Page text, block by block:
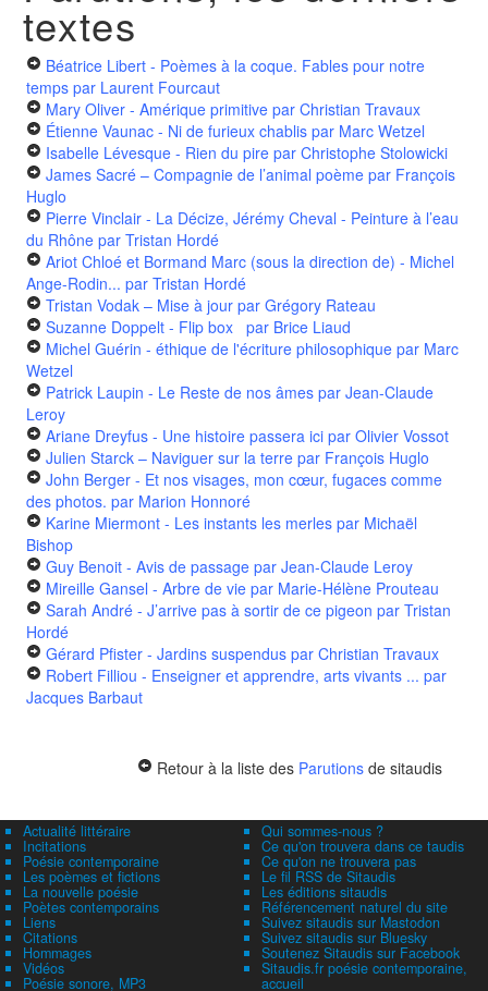
textes
Béatrice Libert - Poèmes à la coque. Fables pour notre
temps par Laurent Fourcaut
Mary Oliver - Amérique primitive par Christian Travaux
Étienne Vaunac - Ni de furieux chablis par Marc Wetzel
Isabelle Lévesque - Rien du pire par Christophe Stolowicki
James Sacré – Compagnie de l’animal poème par François
Huglo
Pierre Vinclair - La Décize, Jérémy Cheval - Peinture à l’eau
du Rhône par Tristan Hordé
Ariot Chloé et Bormand Marc (sous la direction de) - Michel
Ange-Rodin... par Tristan Hordé
Tristan Vodak – Mise à jour par Grégory Rateau
Suzanne Doppelt - Flip box par Brice Liaud
Michel Guérin - éthique de l'écriture philosophique par Marc
Wetzel
Patrick Laupin - Le Reste de nos âmes par Jean-Claude
Leroy
Ariane Dreyfus - Une histoire passera ici par Olivier Vossot
Julien Starck – Naviguer sur la terre par François Huglo
John Berger - Et nos visages, mon cœur, fugaces comme
des photos. par Marion Honnoré
Karine Miermont - Les instants les merles par Michaël
Bishop
Guy Benoit - Avis de passage par Jean-Claude Leroy
Mireille Gansel - Arbre de vie par Marie-Hélène Prouteau
Sarah André - J’arrive pas à sortir de ce pigeon par Tristan
Hordé
Gérard Pfister - Jardins suspendus par Christian Travaux
Robert Filliou - Enseigner et apprendre, arts vivants ... par
Jacques Barbaut
Retour à la liste des Parutions de sitaudis
Actualité littéraire
Incitations
Poésie contemporaine
Les poèmes et fictions
La nouvelle poésie
Poètes contemporains
Liens
Citations
Hommages
Vidéos
Poésie sonore, MP3
Qui sommes-nous ?
Ce qu'on trouvera dans ce taudis
Ce qu'on ne trouvera pas
Le fil RSS de Sitaudis
Les éditions sitaudis
Référencement naturel du site
Suivez sitaudis sur Mastodon
Suivez sitaudis sur Bluesky
Soutenez Sitaudis sur Facebook
Sitaudis.fr poésie contemporaine,
accueil